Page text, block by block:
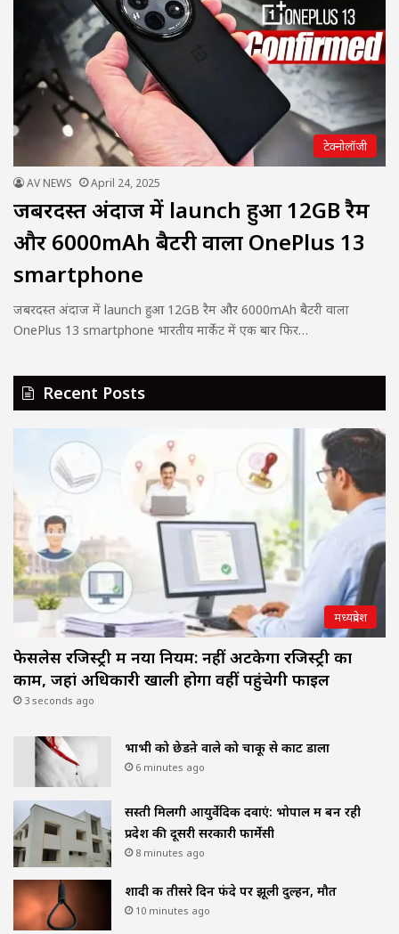
टेक्नोलॉजी
AV NEWS April 24, 2025
जबरदस्त अंदाज में launch हुआ 12GB रैम
और 6000mAh बैटरी वाला OnePlus 13
smartphone
जबरदस्त अंदाज में launch हुआ 12GB रैम और 6000mAh बैटरी वाला
OnePlus 13 smartphone भारतीय मार्केट में एक बार फिर…
Recent Posts
मध्यप्रदेश
फेसलेस रजिस्ट्री में नया नियम: नहीं अटकेगा रजिस्ट्री का
काम, जहां अधिकारी खाली होगा वहीं पहुंचेगी फाइल
3 seconds ago
भाभी को छेडऩे वाले को चाकू से काट डाला
6 minutes ago
सस्ती मिलेंगी आयुर्वेदिक दवाएं: भोपाल में बन रही
प्रदेश की दूसरी सरकारी फार्मेसी
8 minutes ago
शादी क तीसरे दिन फंदे पर झूली दुल्हन, मौत
10 minutes ago